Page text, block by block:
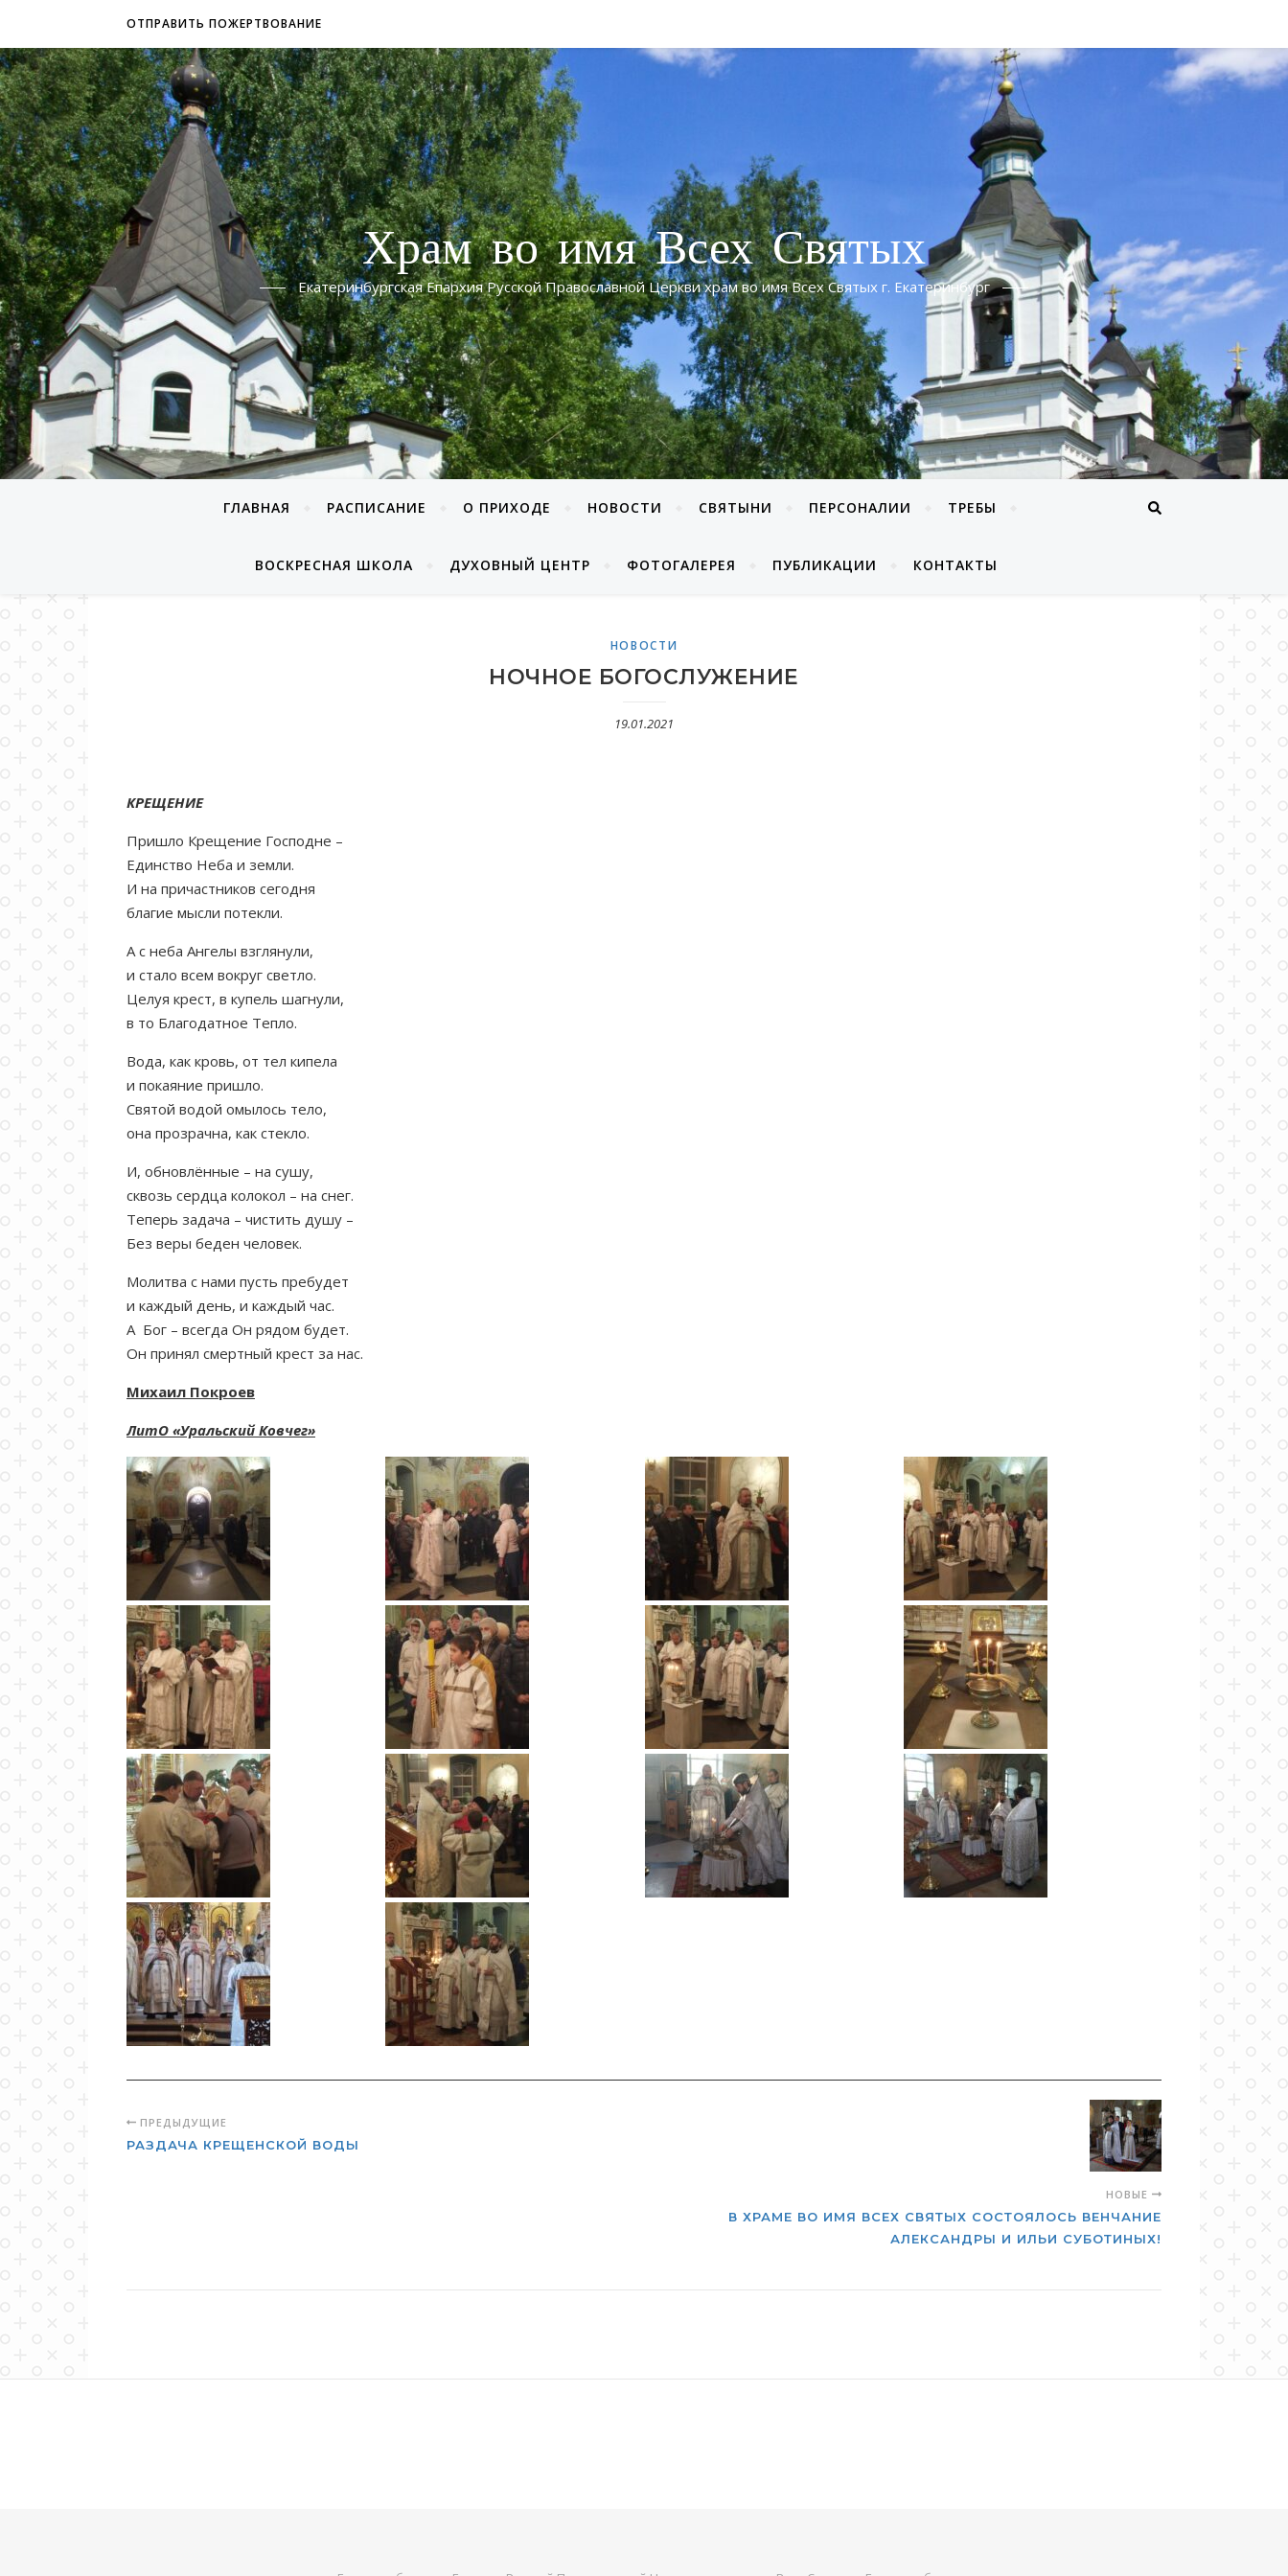
ОТПРАВИТЬ ПОЖЕРТВОВАНИЕ
Храм во имя Всех Святых
Екатеринбургская Епархия Русской Православной Церкви храм во имя Всех Святых г. Екатеринбург
ГЛАВНАЯ РАСПИСАНИЕ О ПРИХОДЕ НОВОСТИ СВЯТЫНИ ПЕРСОНАЛИИ ТРЕБЫ
ВОСКРЕСНАЯ ШКОЛА ДУХОВНЫЙ ЦЕНТР ФОТОГАЛЕРЕЯ ПУБЛИКАЦИИ КОНТАКТЫ
НОВОСТИ
НОЧНОЕ БОГОСЛУЖЕНИЕ
19.01.2021
КРЕЩЕНИЕ
Пришло Крещение Господне –
Единство Неба и земли.
И на причастников сегодня
благие мысли потекли.
А с неба Ангелы взглянули,
и стало всем вокруг светло.
Целуя крест, в купель шагнули,
в то Благодатное Тепло.
Вода, как кровь, от тел кипела
и покаяние пришло.
Святой водой омылось тело,
она прозрачна, как стекло.
И, обновлённые – на сушу,
сквозь сердца колокол – на снег.
Теперь задача – чистить душу –
Без веры беден человек.
Молитва с нами пусть пребудет
и каждый день, и каждый час.
А Бог – всегда Он рядом будет.
Он принял смертный крест за нас.
Михаил Покроев
ЛитО «Уральский Ковчег»
ПРЕДЫДУЩИЕ
РАЗДАЧА КРЕЩЕНСКОЙ ВОДЫ
НОВЫЕ
В ХРАМЕ ВО ИМЯ ВСЕХ СВЯТЫХ СОСТОЯЛОСЬ ВЕНЧАНИЕ
АЛЕКСАНДРЫ И ИЛЬИ СУБОТИНЫХ!